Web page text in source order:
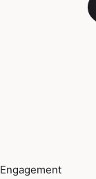
Engagement